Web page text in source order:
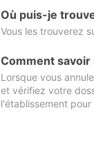
Où puis-je
Vous les trouverez
Comment savoir
Lorsque vous
et vérifiez votre
l'établissement